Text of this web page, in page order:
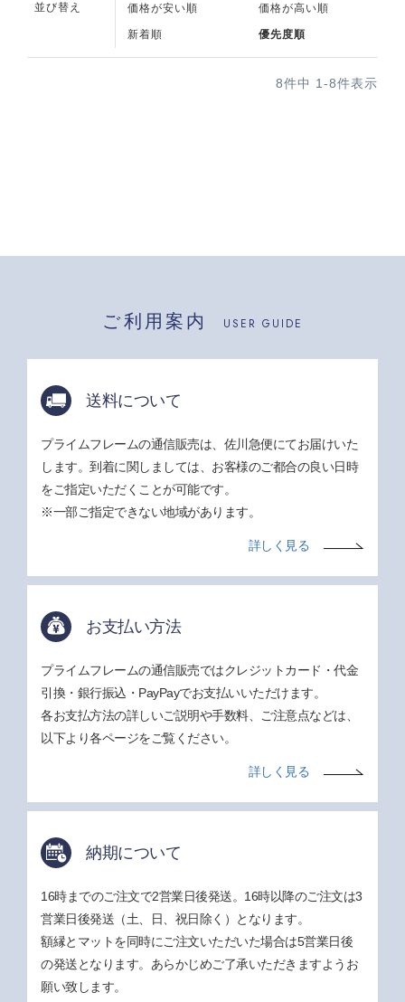
並び替え 価格が安い順 価格が高い順
新着順 優先度順
8件中 1-8件表示
ご利用案内 USER GUIDE
送料について
プライムフレームの通信販売は、佐川急便にてお届けいた
します。到着に関しましては、お客様のご都合の良い日時
をご指定いただくことが可能です。
※一部ご指定できない地域があります。
詳しく見る
お支払い方法
プライムフレームの通信販売ではクレジットカード・代金
引換・銀行振込・PayPayでお支払いいただけます。
各お支払方法の詳しいご説明や手数料、ご注意点などは、
以下より各ページをご覧ください。
詳しく見る
納期について
16時までのご注文で2営業日後発送。16時以降のご注文は3
営業日後発送（土、日、祝日除く）となります。
額縁とマットを同時にご注文いただいた場合は5営業日後
の発送となります。あらかじめご了承いただきますようお
願い致します。